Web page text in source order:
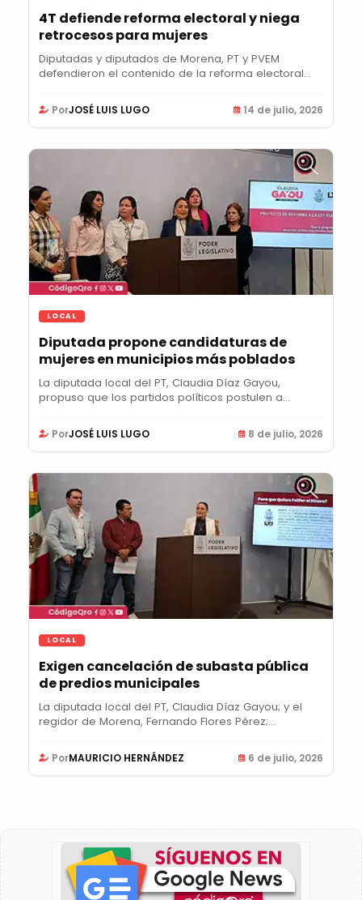
4T defiende reforma electoral y niega
retrocesos para mujeres
Diputadas y diputados de Morena, PT y PVEM
defendieron el contenido de la reforma electoral
PorJOSÉ LUIS LUGO 14 de julio, 2026
LOCAL
Diputada propone candidaturas de
mujeres en municipios más poblados
La diputada local del PT, Claudia Díaz Gayou,
propuso que los partidos políticos postulen a
PorJOSÉ LUIS LUGO 8 de julio, 2026
LOCAL
Exigen cancelación de subasta pública
de predios municipales
La diputada local del PT, Claudia Díaz Gayou; y el
regidor de Morena, Fernando Flores Pérez;...
PorMAURICIO HERNÁNDEZ 6 de julio, 2026